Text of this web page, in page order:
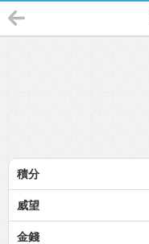
積分
威望
金錢